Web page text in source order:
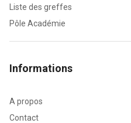
Liste des greffes
Pôle Académie
Informations
A propos
Contact